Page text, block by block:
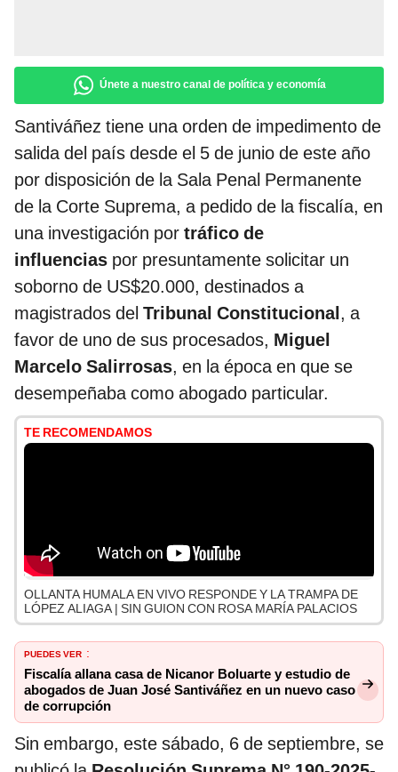
Únete a nuestro canal de política y economía
Santiváñez tiene una orden de impedimento de
salida del país desde el 5 de junio de este año
por disposición de la Sala Penal Permanente
de la Corte Suprema, a pedido de la fiscalía, en
una investigación por tráfico de
influencias por presuntamente solicitar un
soborno de US$20.000, destinados a
magistrados del Tribunal Constitucional, a
favor de uno de sus procesados, Miguel
Marcelo Salirrosas, en la época en que se
desempeñaba como abogado particular.
TE RECOMENDAMOS
OLLANTA HUMALA EN VIVO RESPONDE Y LA TRAMPA DE
LÓPEZ ALIAGA | SIN GUION CON ROSA MARÍA PALACIOS
PUEDES VER :
Fiscalía allana casa de Nicanor Boluarte y estudio de
abogados de Juan José Santiváñez en un nuevo caso
de corrupción
Sin embargo, este sábado, 6 de septiembre, se